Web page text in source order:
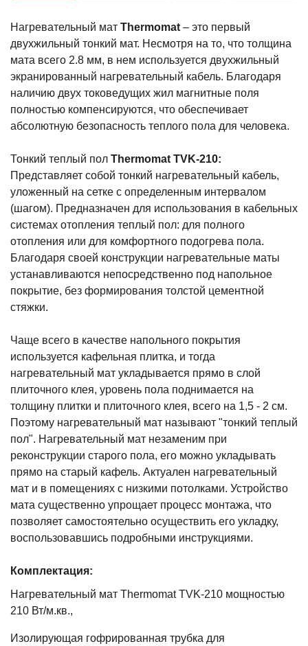
Нагревательный мат Thermomat – это первый
двухжильный тонкий мат. Несмотря на то, что толщина
мата всего 2.8 мм, в нем используется двухжильный
экранированный нагревательный кабель. Благодаря
наличию двух токоведущих жил магнитные поля
полностью компенсируются, что обеспечивает
абсолютную безопасность теплого пола для человека.
Тонкий теплый пол Thermomat TVK-210:
Представляет собой тонкий нагревательный кабель,
уложенный на сетке с определенным интервалом
(шагом). Предназначен для использования в кабельных
системах отопления теплый пол: для полного
отопления или для комфортного подогрева пола.
Благодаря своей конструкции нагревательные маты
устанавливаются непосредственно под напольное
покрытие, без формирования толстой цементной
стяжки.
Чаще всего в качестве напольного покрытия
используется кафельная плитка, и тогда
нагревательный мат укладывается прямо в слой
плиточного клея, уровень пола поднимается на
толщину плитки и плиточного клея, всего на 1,5 - 2 см.
Поэтому нагревательный мат называют "тонкий теплый
пол". Нагревательный мат незаменим при
реконструкции старого пола, его можно укладывать
прямо на старый кафель. Актуален нагревательный
мат и в помещениях с низкими потолками. Устройство
мата существенно упрощает процесс монтажа, что
позволяет самостоятельно осуществить его укладку,
воспользовавшись подробными инструкциями.
Комплектация:
Нагревательный мат Thermomat TVK-210 мощностью
210 Вт/м.кв.,
Изолирующая гофрированная трубка для